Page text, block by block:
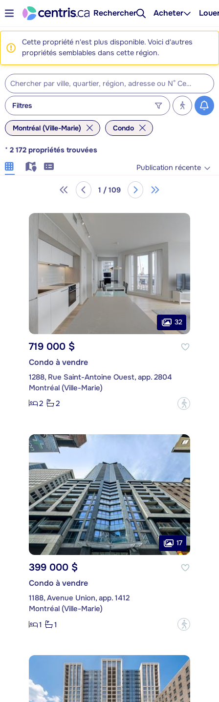
Rechercher Acheter
Cette propriété n'est plus disponible. Voici d'autres
propriétés semblables dans cette région.
Filtres
Montréal (Ville-Marie) Condo
* 2 172 propriétés trouvées
Publication récente
1 / 109
32
719 000 $
Condo à vendre
1288, Rue Saint-Antoine Ouest, app. 2804
Montréal (Ville-Marie)
2
2 ?
17
399 000 $
Condo à vendre
1188, Avenue Union, app. 1412
Montréal (Ville-Marie)
1
1 ?